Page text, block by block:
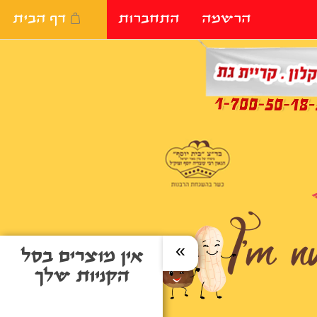
הרשמה התחברות דף הבית
אין מוצרים בסל
הקניות שלך
»